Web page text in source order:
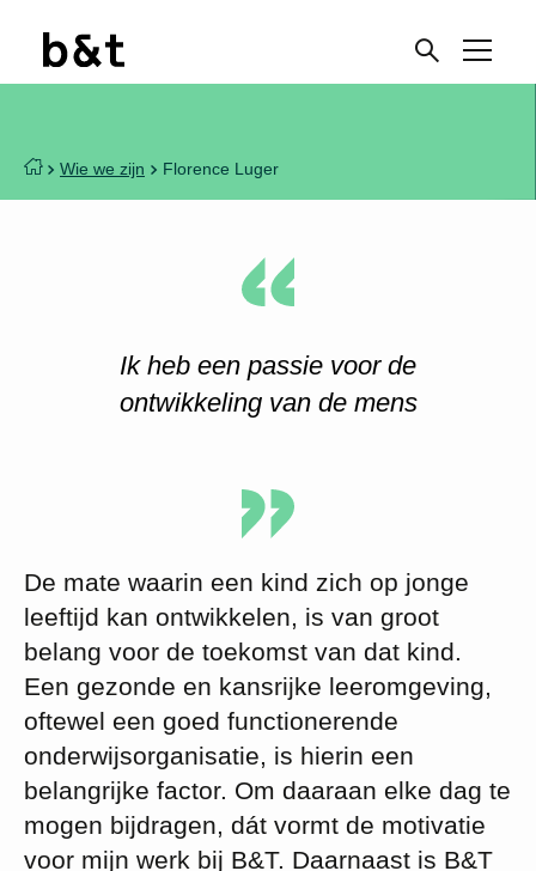
Wie we zijn Florence Luger
Ik heb een passie voor de
ontwikkeling van de mens
De mate waarin een kind zich op jonge
leeftijd kan ontwikkelen, is van groot
belang voor de toekomst van dat kind.
Een gezonde en kansrijke leeromgeving,
oftewel een goed functionerende
onderwijsorganisatie, is hierin een
belangrijke factor. Om daaraan elke dag te
mogen bijdragen, dát vormt de motivatie
voor mijn werk bij B&T. Daarnaast is B&T